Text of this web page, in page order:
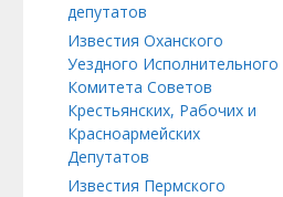
депутатов
Известия Оханского
Уездного Исполнительного
Комитета Советов
Крестьянских, Рабочих и
Красноармейских
Депутатов
Известия Пермского